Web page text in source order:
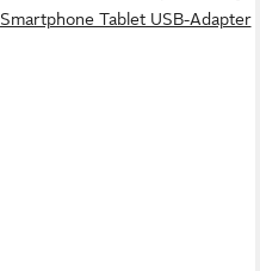
Smartphone Tablet USB-Adapter